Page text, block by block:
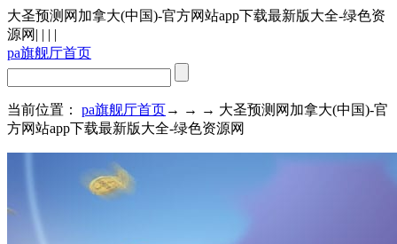
大圣预测网加拿大(中国)-官方网站app下载最新版大全-绿色资
源网 | | | |
pa旗舰厅首页
当前位置： pa旗舰厅首页→ → → 大圣预测网加拿大(中国)-官
方网站app下载最新版大全-绿色资源网